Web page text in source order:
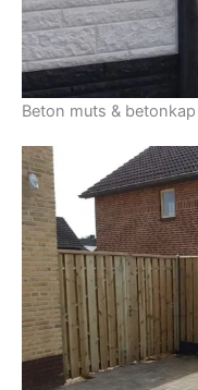
Beton muts & betonkap